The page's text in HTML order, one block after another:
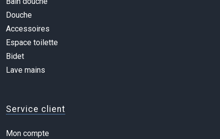
Douche
Accessoires
Espace toilette
Bidet
Lave mains
Service client
Mon compte